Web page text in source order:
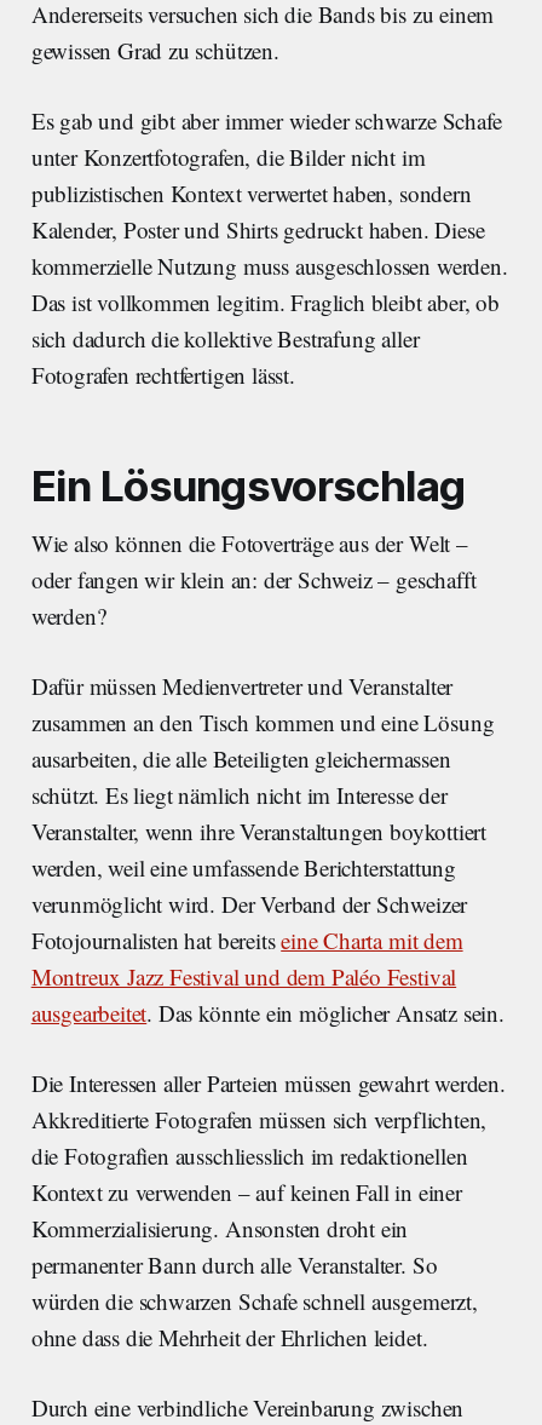
Andererseits versuchen sich die Bands bis zu einem
gewissen Grad zu schützen.
Es gab und gibt aber immer wieder schwarze Schafe
unter Konzertfotografen, die Bilder nicht im
publizistischen Kontext verwertet haben, sondern
Kalender, Poster und Shirts gedruckt haben. Diese
kommerzielle Nutzung muss ausgeschlossen werden.
Das ist vollkommen legitim. Fraglich bleibt aber, ob
sich dadurch die kollektive Bestrafung aller
Fotografen rechtfertigen lässt.
Ein Lösungsvorschlag
Wie also können die Fotoverträge aus der Welt –
oder fangen wir klein an: der Schweiz – geschafft
werden?
Dafür müssen Medienvertreter und Veranstalter
zusammen an den Tisch kommen und eine Lösung
ausarbeiten, die alle Beteiligten gleichermassen
schützt. Es liegt nämlich nicht im Interesse der
Veranstalter, wenn ihre Veranstaltungen boykottiert
werden, weil eine umfassende Berichterstattung
verunmöglicht wird. Der Verband der Schweizer
Fotojournalisten hat bereitseine Charta mit dem
Montreux Jazz Festival und dem Paléo Festival
ausgearbeitet. Das könnte ein möglicher Ansatz sein.
Die Interessen aller Parteien müssen gewahrt werden.
Akkreditierte Fotografen müssen sich verpflichten,
die Fotografien ausschliesslich im redaktionellen
Kontext zu verwenden – auf keinen Fall in einer
Kommerzialisierung. Ansonsten droht ein
permanenter Bann durch alle Veranstalter. So
würden die schwarzen Schafe schnell ausgemerzt,
ohne dass die Mehrheit der Ehrlichen leidet.
Durch eine verbindliche Vereinbarung zwischen